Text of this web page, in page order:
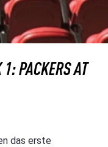
PACKERS AT
das erste